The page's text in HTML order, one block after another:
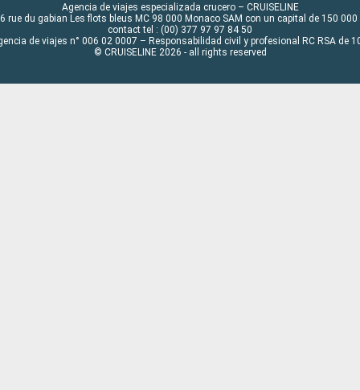
Agencia de viajes especializada crucero – CRUISELINE
rue du gabian Les flots bleus MC 98 000 Monaco SAM con un capital de 150 000
contact tel : (00) 377 97 97 84 50
de viajes n° 006 02 0007 – Responsabilidad civil y profesional RC RSA de
© CRUISELINE 2026 - all rights reserved